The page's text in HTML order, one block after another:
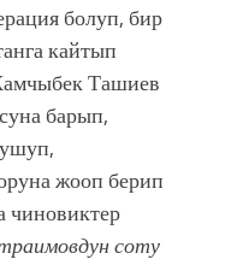
болуп, бир
кайтып
Ташиев
барып,
жооп берип
соту